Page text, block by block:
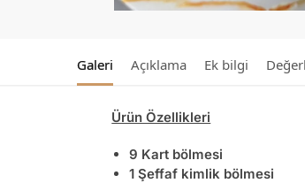
Galeri Açıklama Ek bilgi
Ürün Özellikleri
9 Kart bölmesi
1 Şeffaf kimlik bölmesi